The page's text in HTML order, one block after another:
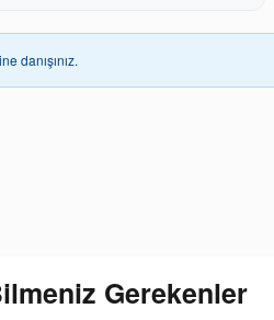
danışınız.
Gerekenler